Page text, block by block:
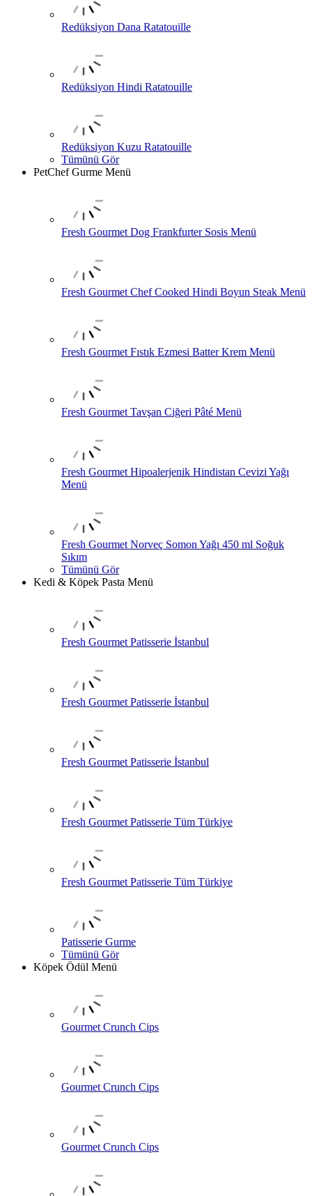
Redüksiyon Dana Ratatouille
Redüksiyon Hindi Ratatouille
Redüksiyon Kuzu Ratatouille
Tümünü Gör
PetChef Gurme Menü
Fresh Gourmet Dog Frankfurter Sosis Menü
Fresh Gourmet Chef Cooked Hindi Boyun Steak Menü
Fresh Gourmet Fıstık Ezmesi Batter Krem Menü
Fresh Gourmet Tavşan Ciğeri Pâté Menü
Fresh Gourmet Hipoalerjenik Hindistan Cevizi Yağı
Menü
Fresh Gourmet Norveç Somon Yağı 450 ml Soğuk
Sıkım
Tümünü Gör
Kedi & Köpek Pasta Menü
Fresh Gourmet Patisserie İstanbul
Fresh Gourmet Patisserie İstanbul
Fresh Gourmet Patisserie İstanbul
Fresh Gourmet Patisserie Tüm Türkiye
Fresh Gourmet Patisserie Tüm Türkiye
Patisserie Gurme
Tümünü Gör
Köpek Ödül Menü
Gourmet Crunch Cips
Gourmet Crunch Cips
Gourmet Crunch Cips